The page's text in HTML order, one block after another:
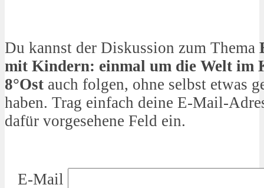
Du kannst der Diskussion zum Thema
mit Kindern: einmal um die Welt im
8°Ost auch folgen, ohne selbst etwas
haben. Trag einfach deine E-Mail-
dafür vorgesehene Feld ein.
E-Mail